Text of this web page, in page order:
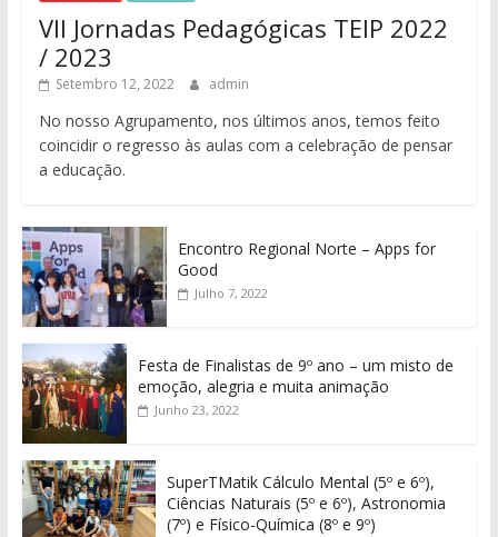
VII Jornadas Pedagógicas TEIP 2022
/ 2023
Setembro 12, 2022 admin
No nosso Agrupamento, nos últimos anos, temos feito
coincidir o regresso às aulas com a celebração de pensar
a educação.
Encontro Regional Norte – Apps for
Good
Julho 7, 2022
Festa de Finalistas de 9º ano – um misto de
emoção, alegria e muita animação
Junho 23, 2022
SuperTMatik Cálculo Mental (5º e 6º),
Ciências Naturais (5º e 6º), Astronomia
(7º) e Físico-Química (8º e 9º)